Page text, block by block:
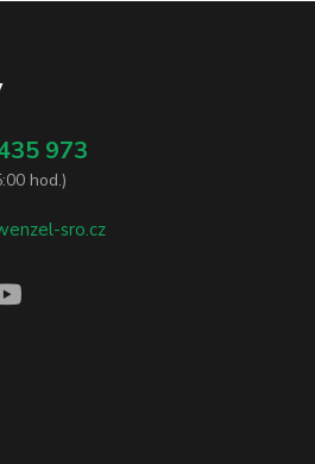
973
hod.)
sro.cz